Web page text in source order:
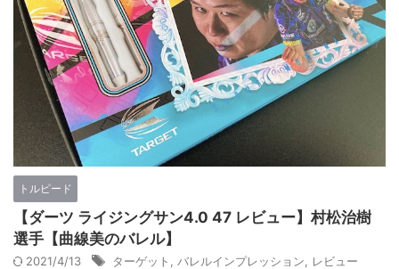
トルピード
【ダーツ ライジングサン4.0 47 レビュー】村松治樹
選手【曲線美のバレル】
2021/4/13 ターゲット バレルインプレッション レビュー